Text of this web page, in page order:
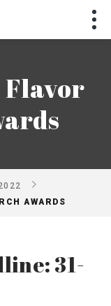
Flavor
AWARDS
31-